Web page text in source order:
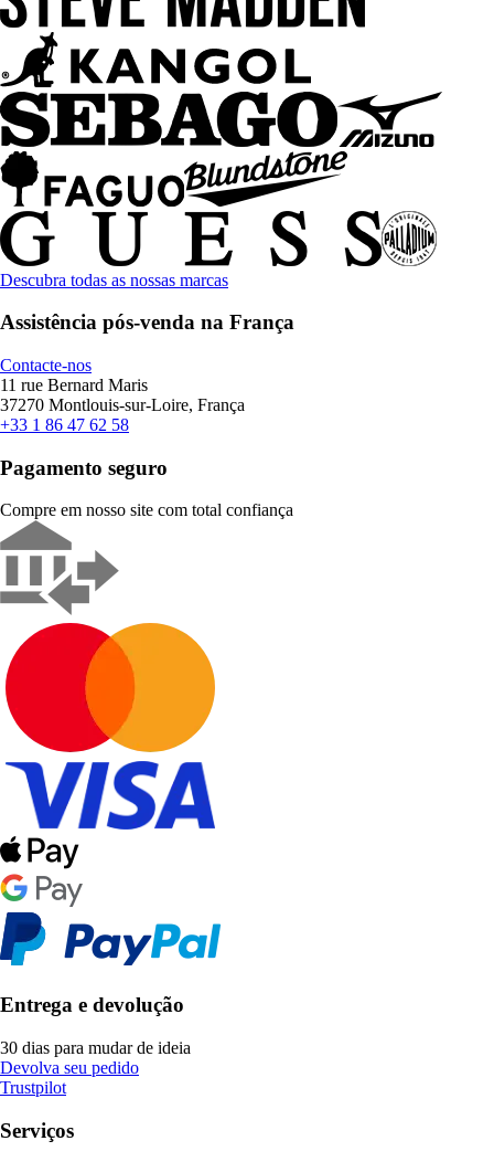
Descubra todas as nossas marcas
Assistência pós-venda na França
Contacte-nos
11 rue Bernard Maris
37270 Montlouis-sur-Loire, França
+33 1 86 47 62 58
Pagamento seguro
Compre em nosso site com total confiança
Entrega e devolução
30 dias para mudar de ideia
Devolva seu pedido
Trustpilot
Serviços